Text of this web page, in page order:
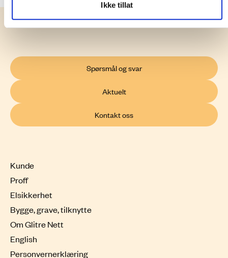
Ikke tillat
Kunde
Proff
Elsikkerhet
Bygge, grave, tilknytte
Om Glitre Nett
English
Personvernerklæring
Spørsmål og svar
Aktuelt
Kontakt oss